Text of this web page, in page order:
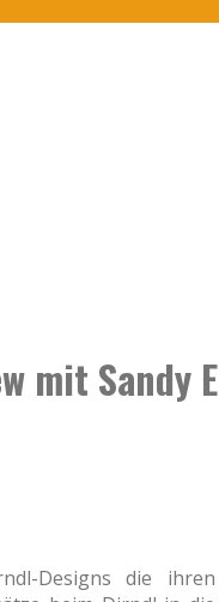
mit Sandy
Designs die ihren